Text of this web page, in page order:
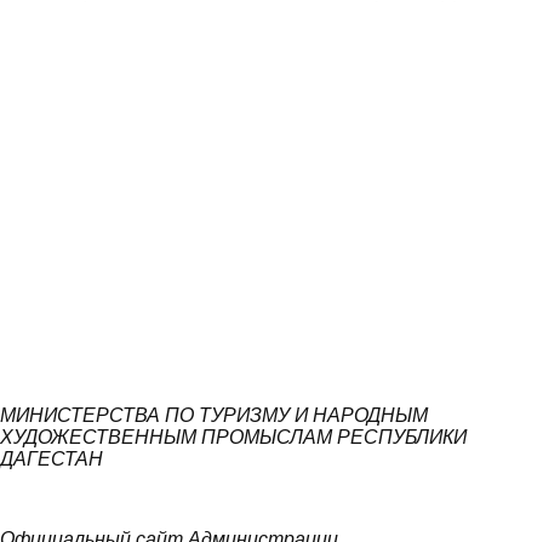
МИНИСТЕРСТВА ПО ТУРИЗМУ И НАРОДНЫМ
ХУДОЖЕСТВЕННЫМ ПРОМЫСЛАМ РЕСПУБЛИКИ
ДАГЕСТАН